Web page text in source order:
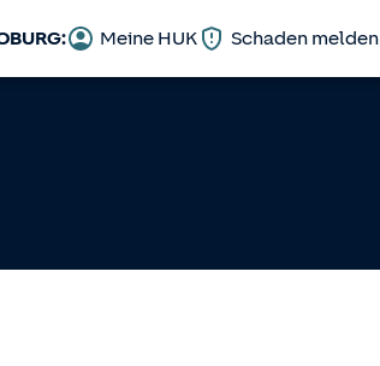
Meine HUK Schaden melden